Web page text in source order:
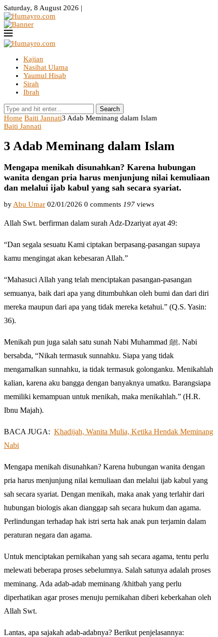
Saturday, 8 August 2026 |
Kajian
Nasihat Ulama
Yaumul Hisab
Sirah
Ibrah
Search
Home Baiti Jannati3 Adab Meminang dalam Islam
Baiti Jannati
3 Adab Meminang dalam Islam
Mengapa menikah disunahkan? Karena hubungan
wanita dengan pria harus menjunjung nilai kemuliaan
dan melalui ijab kabul yang sah secara syariat.
by Abu Umar 02/01/2026 0 comments 197 views
Allah Swt. berfirman dalam surah Adz-Dzariyat ayat 49:
“Dan segala sesuatu Kami ciptakan berpasang-pasangan supaya
kamu mengingat akan kebesaran Allah.”
“Mahasuci Allah yang telah menciptakan pasangan-pasangan
semuanya, baik dari apa yang ditumbuhkan oleh bumi dan dari diri
mereka maupun dari apa yang tidak mereka ketahui.” (Q.S. Yasin:
36).
Menikah pun juga salah satu sunah Nabi Muhammad ﷺ. Nabi
bersabda, “Nikah termasuk sunnahku. Siapa yang tidak
mengamalkan sunnahku, ia tidak termasuk golonganku. Menikahlah
kalian, karena aku bangga dengan banyaknya umatku. Barangsiapa
memiliki kemampuan untuk menikah, maka menikahlah.” (H.R.
Ibnu Majah).
BACA JUGA: Khadijah, Wanita Mulia, Ketika Hendak Meminang
Nabi
Mengapa menikah disunahkan? Karena hubungan wanita dengan
pria harus menjunjung nilai kemuliaan dan melalui ijab kabul yang
sah secara syariat. Dengan menikah, maka anak yang terlahir dari
hubungan biologis akan dianggap sah secara hukum dan agama.
Perlindungan terhadap hak istri serta hak anak pun terjamin dalam
peraturan negara dan agama.
Untuk menciptakan pernikahan yang sah secara agama, tentu perlu
melewati beberapa proses sebelumnya. Salah satunya adalah proses
meminang. Ada adab-adab meminang /khitbah yang perlu
diperhatikan agar proses menuju pernikahan diberi keberkahan oleh
Allah Swt.
Lantas, apa sajakah adab-adabnya? Berikut penjelasannya: